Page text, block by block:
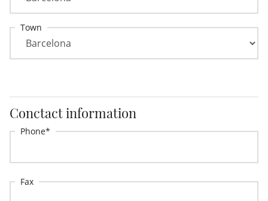
Town
Conctact information
Phone
Fax